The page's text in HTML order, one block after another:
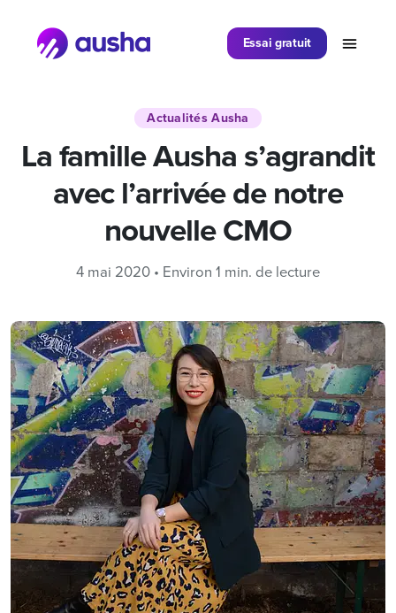
Essai gratuit
Actualités Ausha
La famille Ausha s’agrandit
avec l’arrivée de notre
nouvelle CMO
4 mai 2020 • Environ 1 min. de lecture